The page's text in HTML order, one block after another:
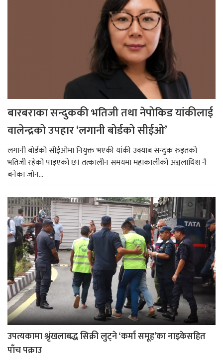
बारबराका सन्दुककी भतिजी तथा नेपोकिड यांकीलाई
वालेन्द्रको उपहार ‘लगानी बोर्डको सीईओ’
लगानी बोर्डको सीईओमा नियुक्त भएकी यांकी उक्याब सन्दुक रुइतको
भतिजी रहेको पाइएको छ। तत्कालीन समयमा महाकालीको अञ्चलाधिश नै
बनेका जोन...
उपत्यकामा श्रृंखलाबद्ध सिक्री लुट्ने ‘कर्मा समूह’का नाइकेसहित
पाँच पक्राउ